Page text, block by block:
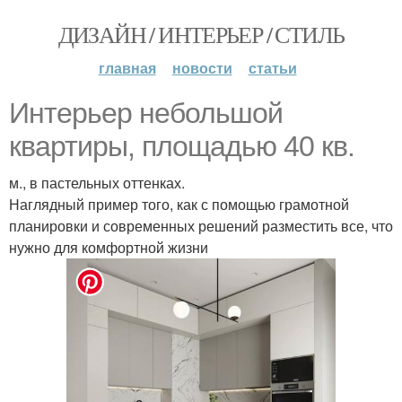
ДИЗАЙН / ИНТЕРЬЕР / СТИЛЬ
главная новости статьи
Интерьер небольшой
квартиры, площадью 40 кв.
м., в пастельных оттенках.
Наглядный пример того, как с помощью грамотной
планировки и современных решений разместить все, что
нужно для комфортной жизни